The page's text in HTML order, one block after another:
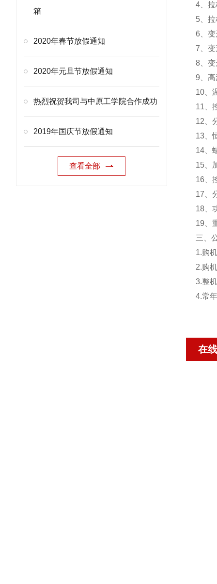
箱
2020年春节放假通知
2020年元旦节放假通知
热烈祝贺我司与中原工学院合作成功
2019年国庆节放假通知
查看全部
4、
5、
6、
7、
8、
9、
10、
11、
12、
13、
14、
15、
16、
17、
18、
19、
三、
1.购
2.购
3.整
4.常
在